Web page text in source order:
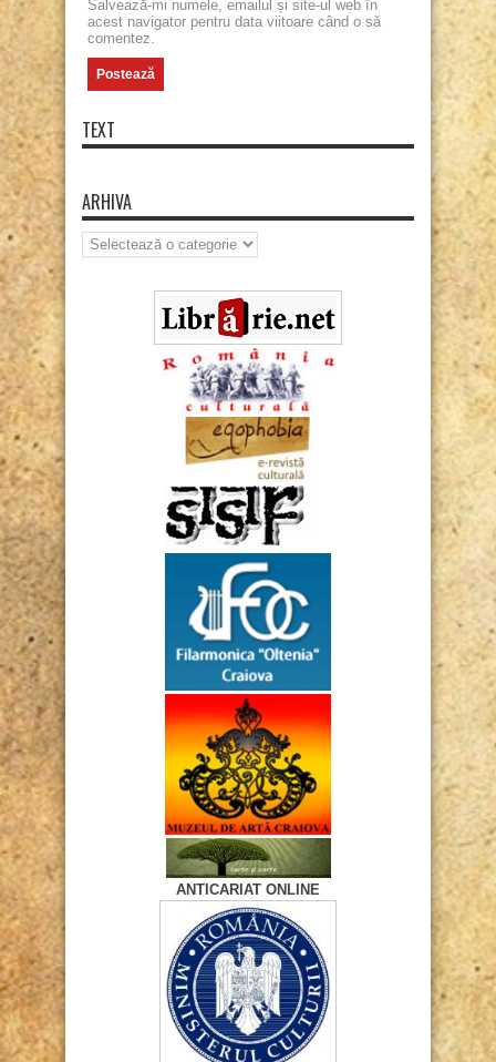
Salvează-mi numele, emailul și site-ul web în
acest navigator pentru data viitoare când o să
comentez.
TEXT
ARHIVA
Arhiva
ANTICARIAT ONLINE